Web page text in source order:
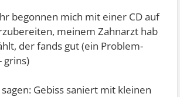
begonnen mich mit einer CD auf
meinem Zahnarzt hab
der fands gut (ein Problem-
grins)
Gebiss saniert mit kleinen